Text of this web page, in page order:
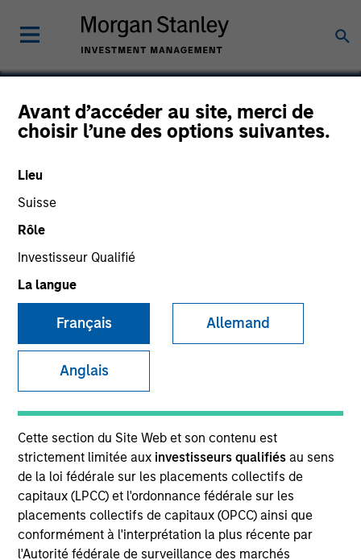
Avant d’accéder au site, merci de
choisir l’une des options suivantes.
Lieu
Suisse
Rôle
Investisseur Qualifié
La langue
Français Allemand
Anglais
Cette section du Site Web et son contenu est
strictement limitée aux investisseurs qualifiésau sens
de la loi fédérale sur les placements collectifs de
capitaux (LPCC) et l'ordonnance fédérale sur les
placements collectifs de capitaux (OPCC) ainsi que
conformément à l'interprétation la plus récente par
l'Autorité fédérale de surveillance des marchés
DocuWare
Technology
COUNTRY
Germany